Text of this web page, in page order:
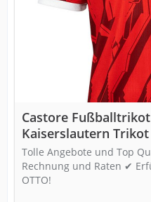
Castore Fußballtrikot
Kaiserslautern
Bundesliga
Tolle Angebote und Top
Rechnung und Raten ✔
OTTO!